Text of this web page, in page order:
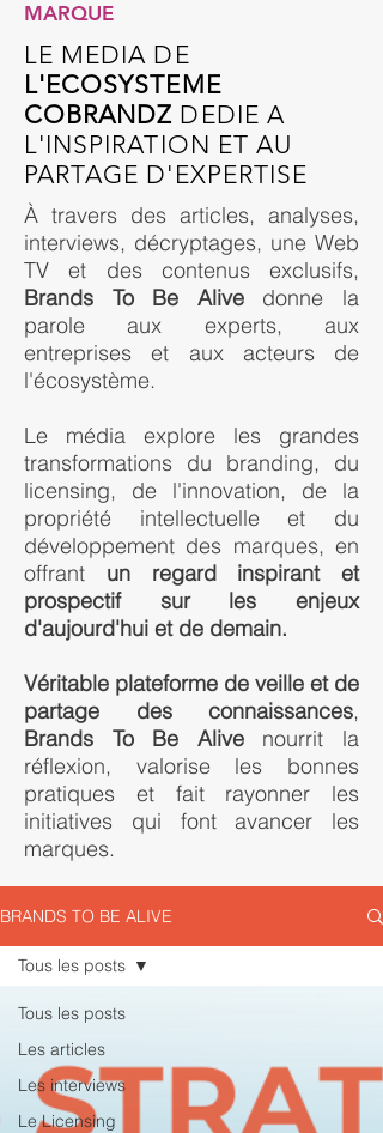
MARQUE
LE MEDIA DE
L'ECOSYSTEME
COBRANDZ DEDIE A
L'INSPIRATION ET AU
PARTAGE D'EXPERTISE
À travers des articles, analyses,
interviews, décryptages, une Web
TV et des contenus exclusifs,
Brands To Be Alivedonne la
parole aux experts, aux
entreprises et aux acteurs de
l'écosystème.
Le média explore les grandes
transformations du branding, du
licensing, de l'innovation, de la
propriété intellectuelle et du
développement des marques, en
offrant un regard inspirant et
prospectif sur les enjeux
d'aujourd'hui et de demain.
Véritable plateforme de veille et de
partage des connaissances,
Brands To Be Alivenourrit la
réflexion, valorise les bonnes
pratiques et fait rayonner les
initiatives qui font avancer les
marques.
BRANDS TO BE ALIVE
Tous les posts
Les articles
Les interviews
Le Licensing
Tous les posts